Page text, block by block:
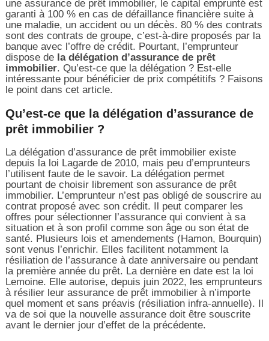
une assurance de prêt immobilier, le capital emprunté est
garanti à 100 % en cas de défaillance financière suite à
une maladie, un accident ou un décès. 80 % des contrats
sont des contrats de groupe, c’est-à-dire proposés par la
banque avec l’offre de crédit. Pourtant, l’emprunteur
dispose de la délégation d’assurance de prêt
immobilier. Qu’est-ce que la délégation ? Est-elle
intéressante pour bénéficier de prix compétitifs ? Faisons
le point dans cet article.
Qu’est-ce que la délégation d’assurance de
prêt immobilier ?
La délégation d’assurance de prêt immobilier existe
depuis la loi Lagarde de 2010, mais peu d’emprunteurs
l’utilisent faute de le savoir. La délégation permet
pourtant de choisir librement son assurance de prêt
immobilier. L’emprunteur n’est pas obligé de souscrire au
contrat proposé avec son crédit. Il peut comparer les
offres pour sélectionner l’assurance qui convient à sa
situation et à son profil comme son âge ou son état de
santé. Plusieurs lois et amendements (Hamon, Bourquin)
sont venus l’enrichir. Elles facilitent notamment la
résiliation de l’assurance à date anniversaire ou pendant
la première année du prêt. La dernière en date est la loi
Lemoine. Elle autorise, depuis juin 2022, les emprunteurs
à résilier leur assurance de prêt immobilier à n’importe
quel moment et sans préavis (résiliation infra-annuelle). Il
va de soi que la nouvelle assurance doit être souscrite
avant le dernier jour d’effet de la précédente.